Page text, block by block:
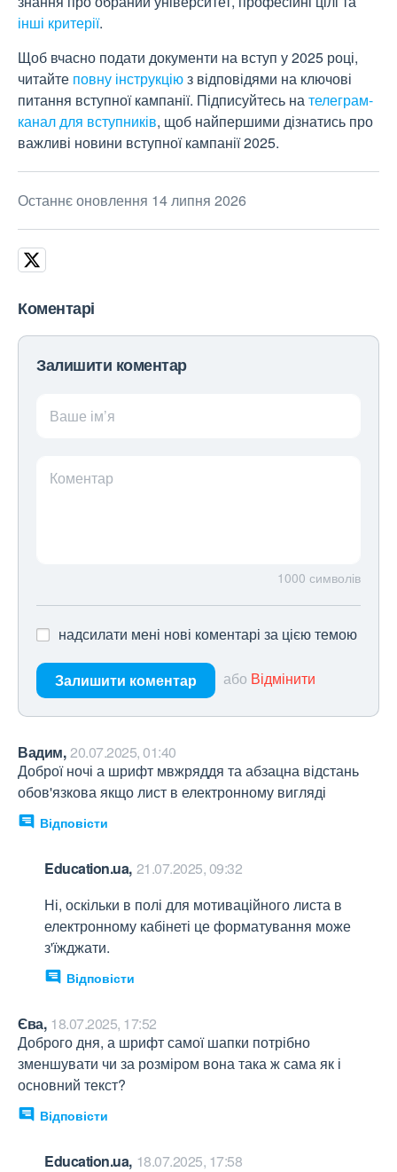
інші критерії.
Щоб вчасно подати документи на вступ у 2025 році,
читайте повну інструкціюз відповідями на ключові
питання вступної кампанії. Підписуйтесь на телеграм-
канал для вступників, щоб найпершими дізнатись про
важливі новини вступної кампанії 2025.
Останнє оновлення 14 липня 2026
Коментарі
Залишити коментар
Ваше ім’я
Коментар
1000 символів
надсилати мені нові коментарі за цією темою
Залишити коментар або Відмінити
Вадим, 20.07.2025, 01:40
Доброї ночі а шрифт мвжряддя та абзацна відстань
обов'язкова якщо лист в електронному вигляді
Відповісти
Education.ua, 21.07.2025, 09:32
Ні, оскільки в полі для мотиваційного листа в
електронному кабінеті це форматування може
з'їжджати.
Відповісти
Єва, 18.07.2025, 17:52
Доброго дня, а шрифт самої шапки потрібно
зменшувати чи за розміром вона така ж сама як і
основний текст?
Відповісти
Education.ua, 18.07.2025, 17:58